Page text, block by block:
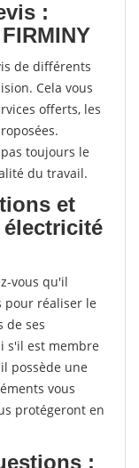
:
de différents
Cela vous
offerts, les
toujours le
du travail.
et
vous qu'il
pour réaliser le
de ses
s'il est membre
possède une
vous
protégeront en
: